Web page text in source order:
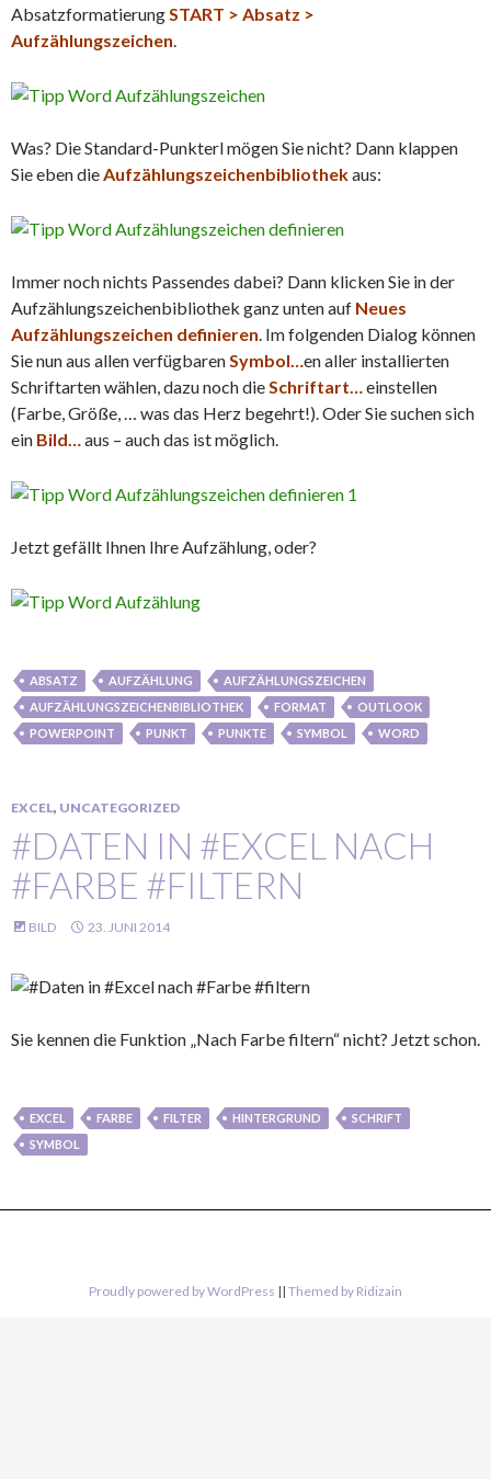
AbsatzformatierungSTART > Absatz >
Aufzählungszeichen.
Was? Die Standard-Punkterl mögen Sie nicht? Dann klappen
Sie eben dieAufzählungszeichenbibliothekaus:
Immer noch nichts Passendes dabei? Dann klicken Sie in der
Aufzählungszeichenbibliothek ganz unten auf Neues
Aufzählungszeichen definieren. Im folgenden Dialog können
Sie nun aus allen verfügbarenSymbol…en aller installierten
Schriftarten wählen, dazu noch dieSchriftart…einstellen
(Farbe, Größe, … was das Herz begehrt!). Oder Sie suchen sich
ein Bild…aus – auch das ist möglich.
Jetzt gefällt Ihnen Ihre Aufzählung, oder?
ABSATZ AUFZÄHLUNG
AUFZÄHLUNGSZEICHEN
AUFZÄHLUNGSZEICHENBIBLIOTHEK
FORMAT
OUTLOOK
POWERPOINT
PUNKT PUNKTE SYMBOL WORD
EXCEL, UNCATEGORIZED
#DATEN IN #EXCEL NACH
#FARBE #FILTERN
BILD 23. JUNI 2014
Sie kennen die Funktion „Nach Farbe filtern“ nicht? Jetzt schon.
EXCEL FARBE FILTER HINTERGRUND
SCHRIFT
SYMBOL
Proudly powered by WordPress || Themed by Ridizain